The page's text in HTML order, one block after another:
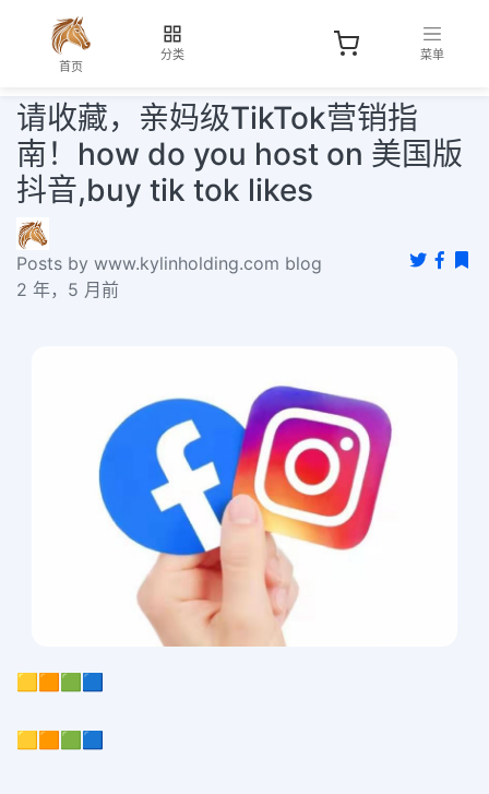
首页
分类 菜单
请收藏，亲妈级TikTok营销指
南！how do you host on 美国版
抖音,buy tik tok likes
Posts by www.kylinholding.com blog
2 年，5 月前
🟨🟧🟩🟦
🟨🟧🟩🟦